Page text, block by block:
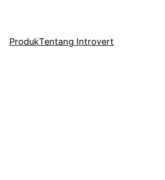
ProdukTentang Introvert